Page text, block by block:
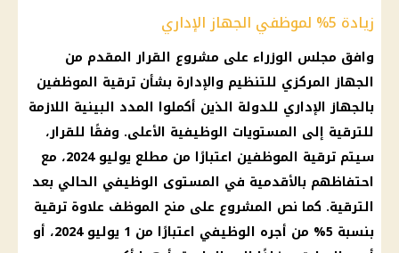
زيادة 5% لموظفي الجهاز الإداري
وافق مجلس الوزراء على مشروع القرار المقدم من
الجهاز المركزي للتنظيم والإدارة بشأن ترقية الموظفين
بالجهاز الإداري للدولة الذين أكملوا المدد البينية اللازمة
للترقية إلى المستويات الوظيفية الأعلى. وفقًا للقرار،
سيتم ترقية الموظفين اعتبارًا من مطلع يوليو 2024، مع
احتفاظهم بالأقدمية في المستوى الوظيفي الحالي بعد
الترقية. كما نص المشروع على منح الموظف علاوة ترقية
بنسبة 5% من أجره الوظيفي اعتبارًا من 1 يوليو 2024، أو